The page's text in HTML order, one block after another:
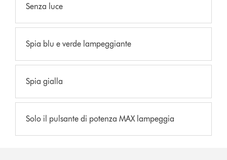
Senza luce
Spia blu e verde lampeggiante
Spia gialla
Solo il pulsante di potenza MAX lampeggia